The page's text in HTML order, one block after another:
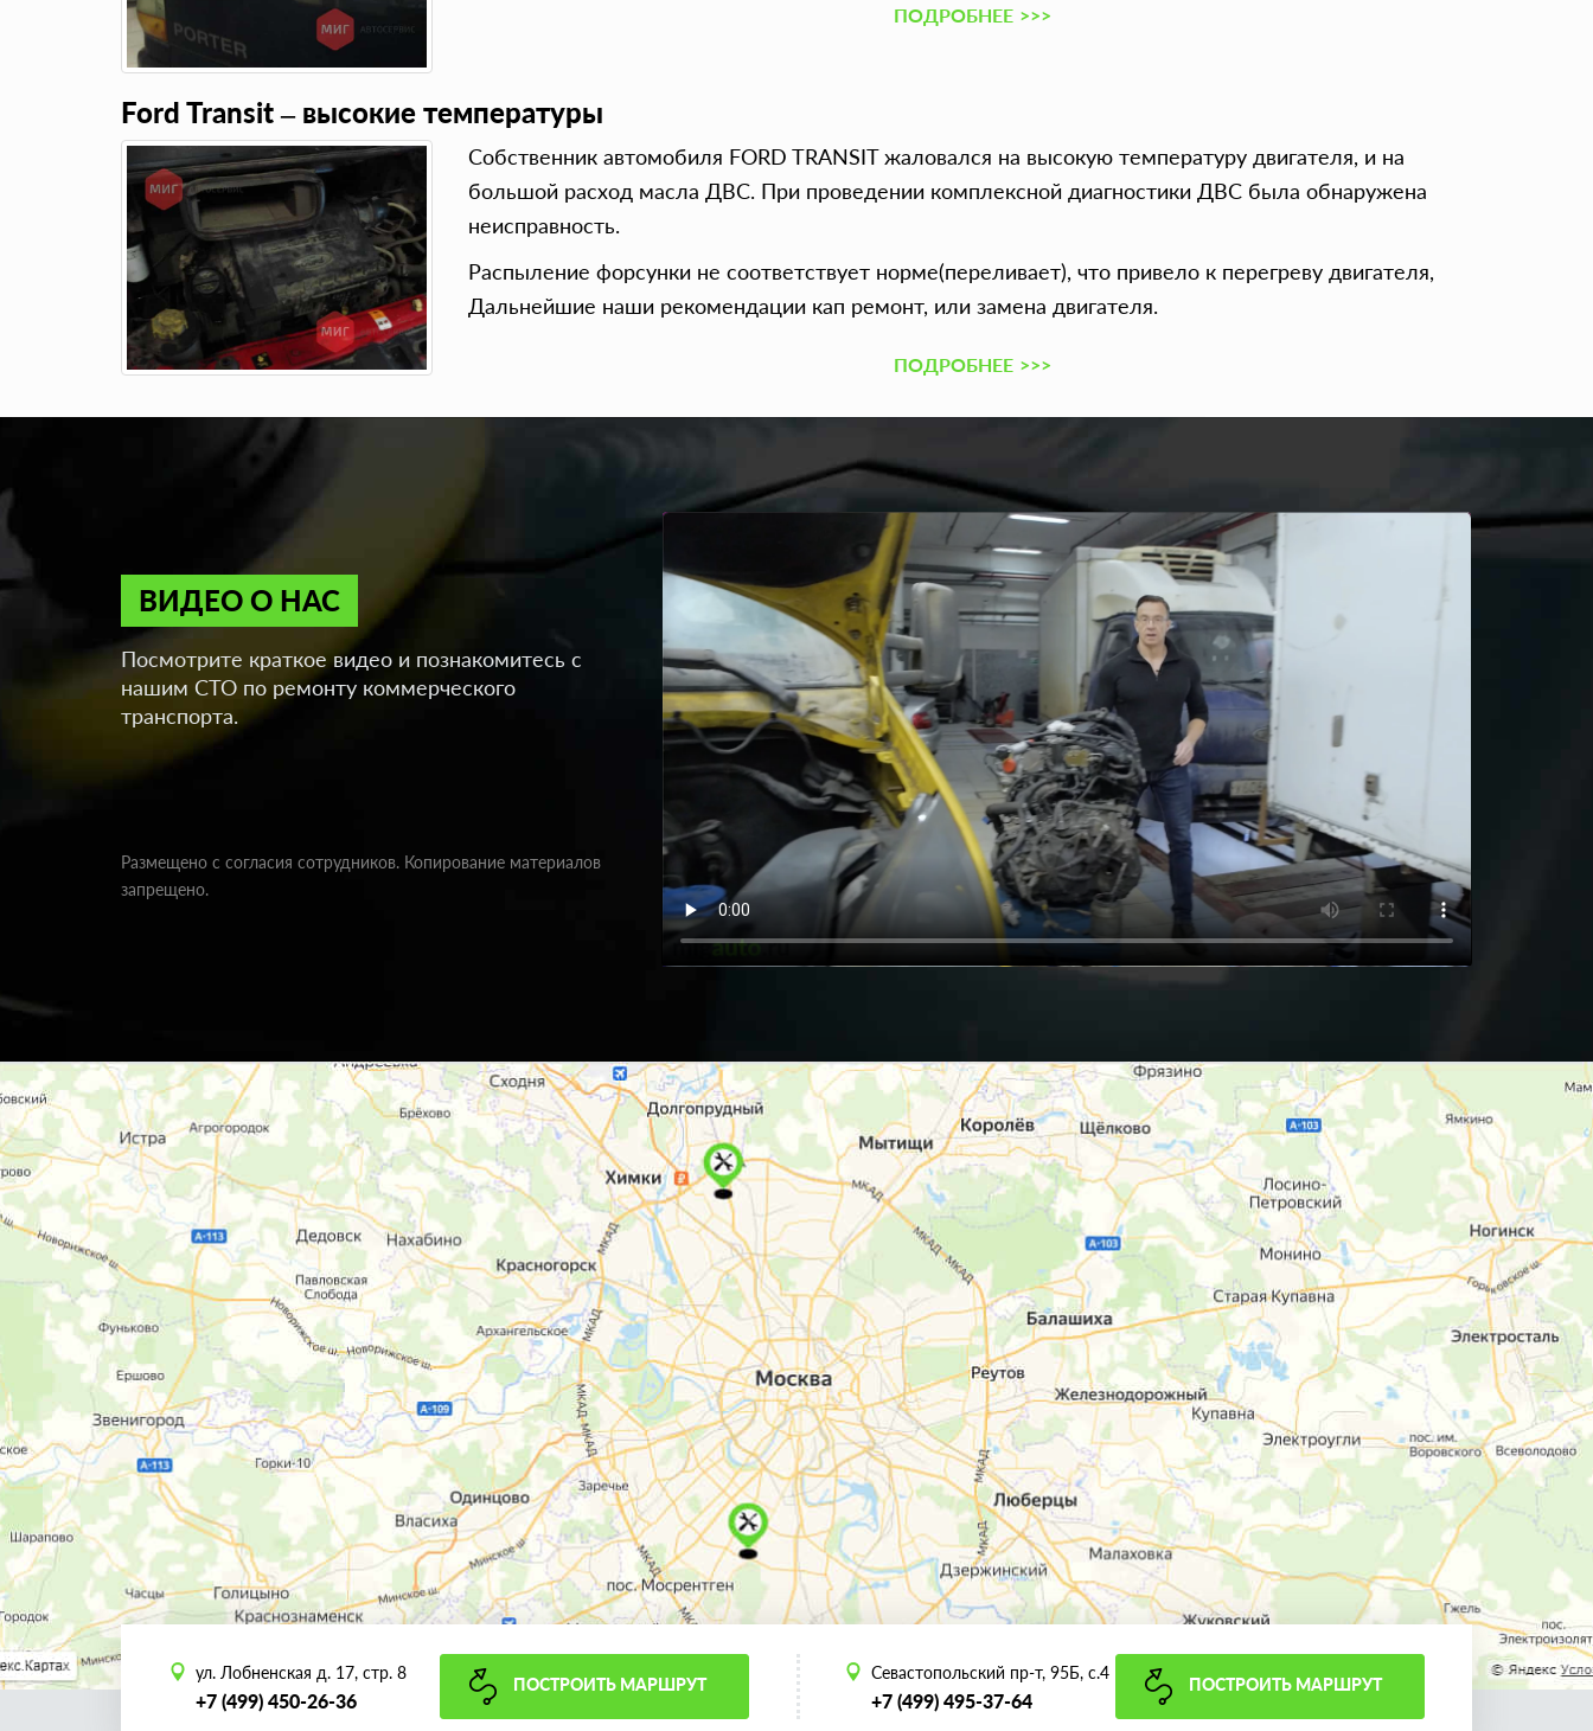
ПОДРОБНЕЕ >>>
Ford Transit – высокие температуры
Собственник автомобиля FORD TRANSIT жаловался на высокую температуру двигателя, и на
большой расход масла ДВС. При проведении комплексной диагностики ДВС была обнаружена
неисправность.
Распыление форсунки не соответствует норме(переливает), что привело к перегреву двигателя,
Дальнейшие наши рекомендации кап ремонт, или замена двигателя.
ПОДРОБНЕЕ >>>
ВИДЕО О НАС
Посмотрите краткое видео и познакомитесь с
нашим СТО по ремонту коммерческого
транспорта.
Размещено с согласия сотрудников. Копирование материалов
запрещено.
ул. Лобненская д. 17, стр. 8
+7 (499) 450-26-36
ПОСТРОИТЬ МАРШРУТ
Севастопольский пр-т, 95Б, с.4
+7 (499) 495-37-64
ПОСТРОИТЬ МАРШРУТ